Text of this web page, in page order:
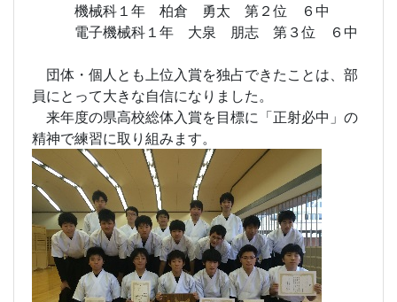
機械科１年 柏倉 勇太 第２位 ６中
電子機械科１年 大泉 朋志 第３位 ６中
団体・個人とも上位入賞を独占できたことは、部
員にとって大きな自信になりました。
来年度の県高校総体入賞を目標に「正射必中」の
精神で練習に取り組みます。